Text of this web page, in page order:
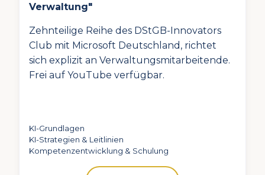
Verwaltung"
Zehnteilige Reihe des DStGB-Innovators
Club mit Microsoft Deutschland, richtet
sich explizit an Verwaltungsmitarbeitende.
Frei auf YouTube verfügbar.
KI-Grundlagen
KI-Strategien & Leitlinien
Kompetenzentwicklung & Schulung